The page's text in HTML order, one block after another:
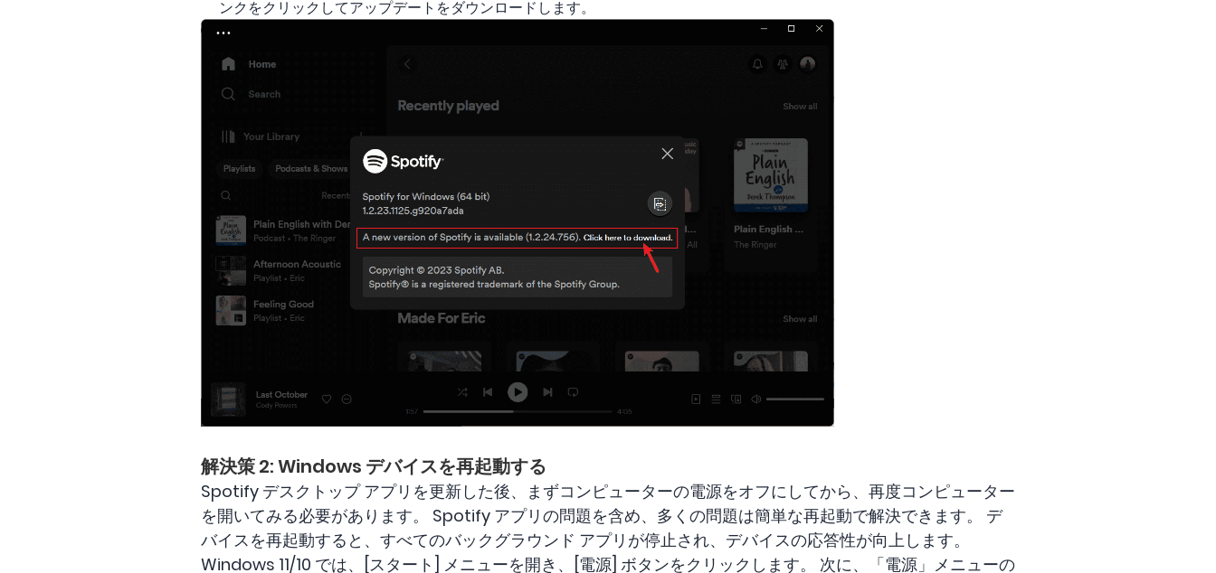
ンクをクリックしてアップデートをダウンロードします。
解決策 2: Windows デバイスを再起動する
Spotify デスクトップ アプリを更新した後、まずコンピューターの電源をオフにしてから、再度コンピューター
を開いてみる必要があります。 Spotify アプリの問題を含め、多くの問題は簡単な再起動で解決できます。 デ
バイスを再起動すると、すべてのバックグラウンド アプリが停止され、デバイスの応答性が向上します。
Windows 11/10 では、[スタート] メニューを開き、[電源] ボタンをクリックします。 次に、「電源」メニューの